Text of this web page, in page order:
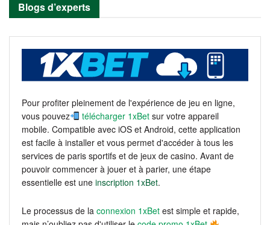
Blogs d’experts
Pour profiter pleinement de l'expérience de jeu en ligne,
vous pouvez
télécharger 1xBet sur votre appareil
mobile. Compatible avec iOS et Android, cette application
est facile à installer et vous permet d'accéder à tous les
services de paris sportifs et de jeux de casino. Avant de
pouvoir commencer à jouer et à parier, une étape
essentielle est une inscription 1xBet.
Le processus de la connexion 1xBet est simple et rapide,